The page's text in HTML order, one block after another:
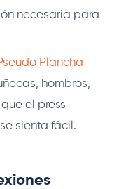
necesaria para
Plancha
hombros,
el press
sienta fácil.